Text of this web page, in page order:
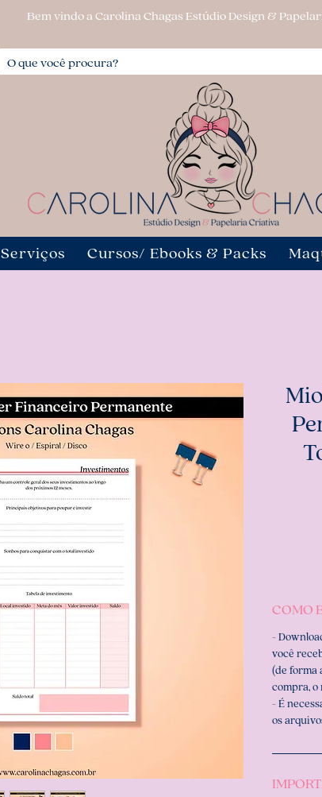
Bem vindo a Carolina Chagas Estúdio Design &
Serviços Cursos/ Ebooks & Packs
COMO
-
você
(de forma
compra, o
- É
os